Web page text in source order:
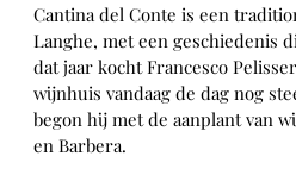
i
n
a
d
e
l
Cantina del Conte is een
Langhe, met een geschiedenis
dat jaar kocht Francesco
wijnhuis vandaag de dag nog
begon hij met de aanplant van
en Barbera.